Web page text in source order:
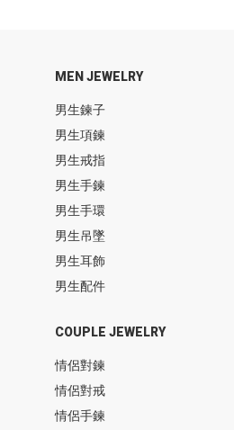
MEN JEWELRY
男生鍊子
男生項鍊
男生戒指
男生手鍊
男生手環
男生吊墜
男生耳飾
男生配件
COUPLE JEWELRY
情侶對鍊
情侶對戒
情侶手鍊